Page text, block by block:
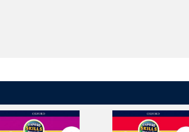
ことができます。
できます。オフラインでも使用できるので、授業準